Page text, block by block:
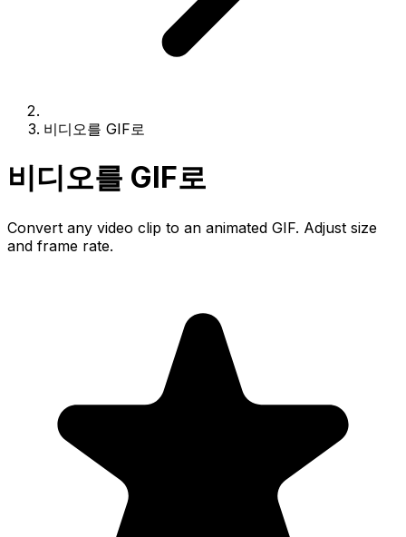
비디오를 GIF로
비디오를 GIF로
Convert any video clip to an animated GIF. Adjust size
and frame rate.